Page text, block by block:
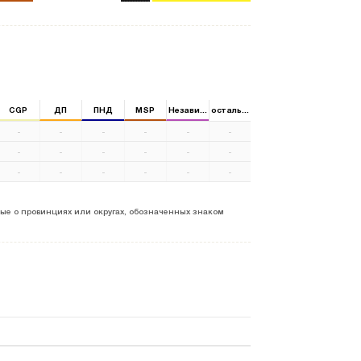
CGP ДП ПНД MSP Независимыйостальные
- - - - - -
- - - - - -
- - - - - -
о провинциях или округах, обозначенных знаком